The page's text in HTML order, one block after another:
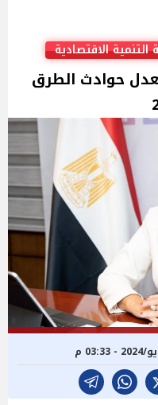
الاقتصادية
حوادث الطرق